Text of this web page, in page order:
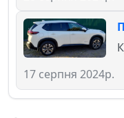
17 серпня 2024р.